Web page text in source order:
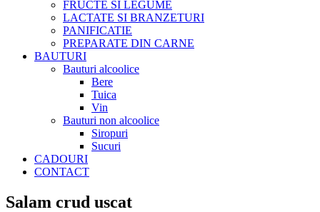
FRUCTE SI LEGUME
LACTATE SI BRANZETURI
PANIFICATIE
PREPARATE DIN CARNE
BAUTURI
Bauturi alcoolice
Bere
Tuica
Vin
Bauturi non alcoolice
Siropuri
Sucuri
CADOURI
CONTACT
Salam crud uscat